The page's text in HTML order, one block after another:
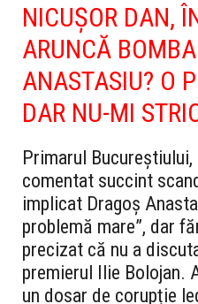
NICUȘOR DAN,
ARUNCĂ
ANASTASIU? O
DAR NU-MI
Primarul Bucureștiului,
comentat succint
implicat Dragoș
problemă mare”, dar
precizat că nu a
premierul Ilie Bolojan.
un dosar de corupție